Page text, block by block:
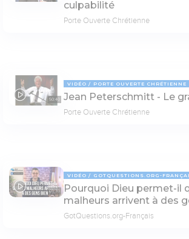
culpabilité
Porte Ouverte Chrétienne
50:40
VIDÉO PORTE OUVERTE CHRÉTIENNE
Jean Peterschmitt - Le
Porte Ouverte Chrétienne
03:33
VIDÉO GOTQUESTIONS.ORG-
Pourquoi Dieu permet-il
malheurs arrivent à des
GotQuestions.org-Français